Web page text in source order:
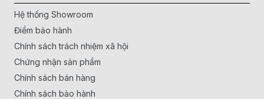
Hệ thống Showroom
Điểm bảo hành
Chính sách trách nhiệm xã hội
Chứng nhận sản phẩm
Chính sách bán hàng
Chính sách bảo hành